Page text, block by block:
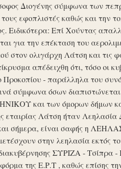
Διογένης σύμφωνα των
εφοπλιστές καθώς και την
Ειδικότερα: Επί Χούντας
για την επέκταση του
στον ολιγάρχη Λάτση και τις
απέδειχθη ότι, τόσο οι
Προκοπίου - παράλληλα του
σύμφωνα όσων
και των όμορων δήμων
εταιρίας Λάτση ήταν
σήμερα, είναι σαφής η
στην λεηλασία εκτός
ΣΥΡΙΖΑ - Τσίπρα
της Ε.Ρ.Τ , καθώς επίσης